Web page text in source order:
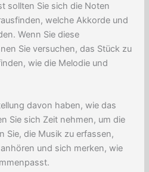
sollten Sie sich die Noten
welche Akkorde und
Wenn Sie diese
Sie versuchen, das Stück zu
wie die Melodie und
davon haben, wie das
Sie sich Zeit nehmen, um die
Sie, die Musik zu erfassen,
und sich merken, wie